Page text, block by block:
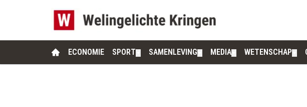
ECONOMIE SPORT SAMENLEVING MEDIA WETENSCHAP